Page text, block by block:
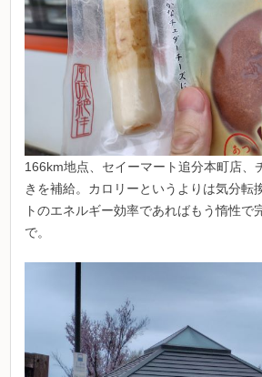
166km地点、セイーマート追分本町店、
きを補給。カロリーというよりは気分転
トのエネルギー効率であればもう惰性で
で。